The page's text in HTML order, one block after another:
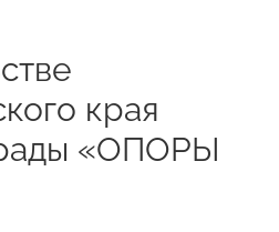
края
«ОПОРЫ